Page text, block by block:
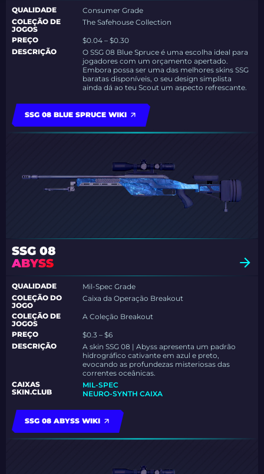
QUALIDADE
Consumer Grade
COLEÇÃO DE
JOGOS
The Safehouse Collection
PREÇO
$0.04 – $0.30
DESCRIÇÃO
O SSG 08 Blue Spruce é uma escolha ideal para
jogadores com um orçamento apertado.
Embora possa ser uma das melhores skins SSG
baratas disponíveis, o seu design simplista
ainda dá ao teu Scout um aspecto refrescante.
SSG 08 BLUE SPRUCE WIKI
SSG 08
ABYSS
QUALIDADE
Mil-Spec Grade
COLEÇÃO DO
JOGO
Caixa da Operação Breakout
COLEÇÃO DE
JOGOS
A Coleção Breakout
PREÇO
$0.3 – $6
DESCRIÇÃO
A skin SSG 08 | Abyss apresenta um padrão
hidrográfico cativante em azul e preto,
evocando as profundezas misteriosas das
correntes oceânicas.
CAIXAS
SKIN.CLUB
MIL-SPEC
NEURO-SYNTH CAIXA
SSG 08 ABYSS WIKI